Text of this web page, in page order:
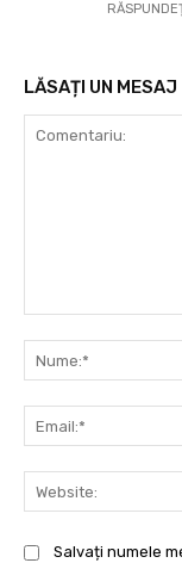
LĂSAȚI UN MESAJ
Salvați numele